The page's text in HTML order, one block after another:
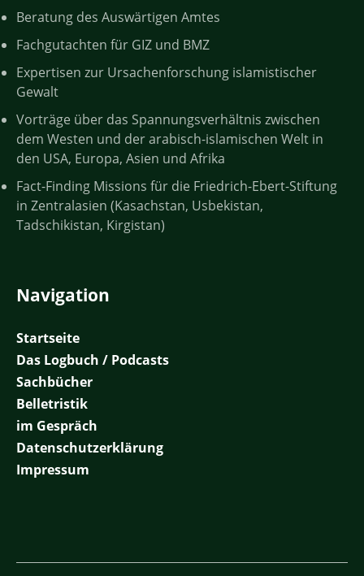
Beratung des Auswärtigen Amtes
Fachgutachten für GIZ und BMZ
Expertisen zur Ursachenforschung islamistischer
Gewalt
Vorträge über das Spannungsverhältnis zwischen
dem Westen und der arabisch-islamischen Welt in
den USA, Europa, Asien und Afrika
Fact-Finding Missions für die Friedrich-Ebert-Stiftung
in Zentralasien (Kasachstan, Usbekistan,
Tadschikistan, Kirgistan)
Navigation
Startseite
Das Logbuch / Podcasts
Sachbücher
Belletristik
im Gespräch
Datenschutzerklärung
Impressum